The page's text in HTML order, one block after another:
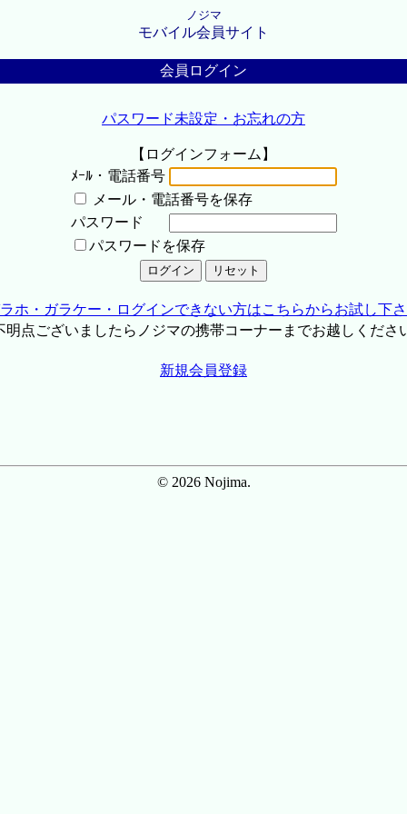
ノジマ
モバイル会員サイト
会員ログイン
パスワード未設定・お忘れの方
【ログインフォーム】
ﾒｰﾙ・電話番号
メール・電話番号を保存
パスワード
パスワードを保存
ホ・ガラケー・ログインできない方はこちらからお試し下
点ございましたらノジマの携帯コーナーまでお越しくださ
新規会員登録
© 2026 Nojima.